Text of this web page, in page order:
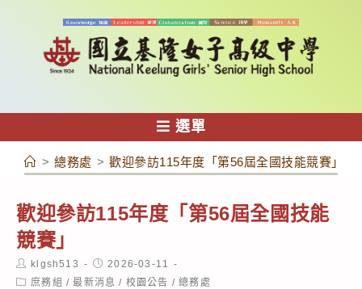
容
選單
> 總務處 > 歡迎參訪115年度「第56屆全國技能競賽」
歡迎參訪115年度「第56屆全國技能
競賽」
Post
author:
klgsh513
Post
published:
2026-03-11
Post庶務組 / 最新消息 / 校園公告 / 總務處